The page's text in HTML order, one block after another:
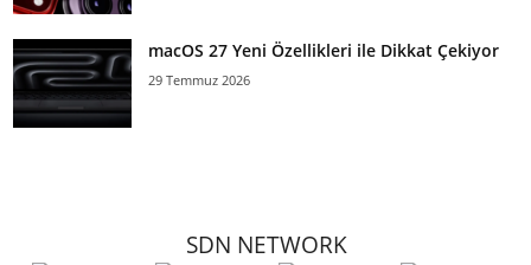
macOS 27 Yeni Özellikleri ile Dikkat Çekiyor
29 Temmuz 2026
SDN NETWORK